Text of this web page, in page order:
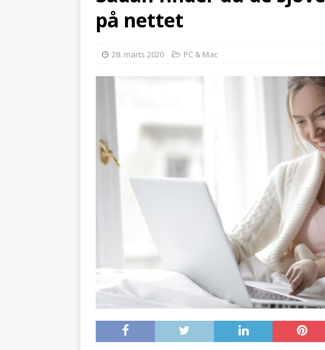
El-tavler og hpfi-relæer: din
TEKNIK
på nettet
28. marts 2020 PC & Mac